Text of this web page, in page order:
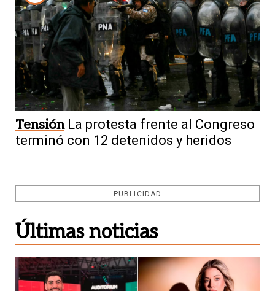
Tensión La protesta frente al Congreso
terminó con 12 detenidos y heridos
PUBLICIDAD
Últimas noticias